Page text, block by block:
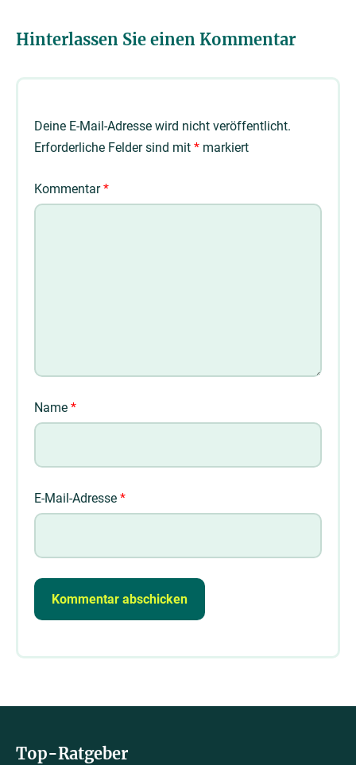
Hinterlassen Sie einen Kommentar
Deine E-Mail-Adresse wird nicht veröffentlicht.
Erforderliche Felder sind mit * markiert
Kommentar*
Name *
E-Mail-Adresse *
Top-Ratgeber